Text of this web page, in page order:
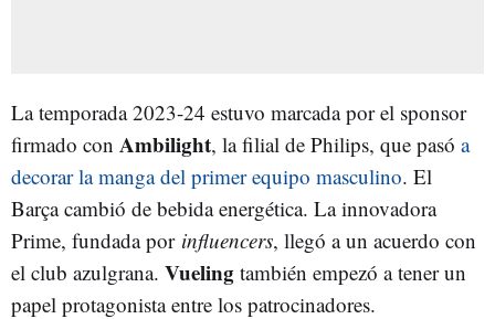
La temporada 2023-24 estuvo marcada por el sponsor
firmado con Ambilight, la filial de Philips, que pasó a
decorar la manga del primer equipo masculino. El
Barça cambió de bebida energética. La innovadora
Prime, fundada por influencers, llegó a un acuerdo con
el club azulgrana. Vueling también empezó a tener un
papel protagonista entre los patrocinadores.